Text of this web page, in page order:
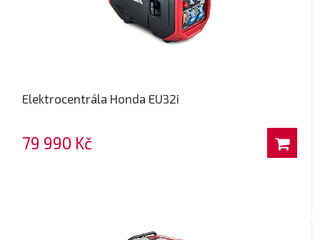
Elektrocentrála Honda EU32i
79 990 Kč